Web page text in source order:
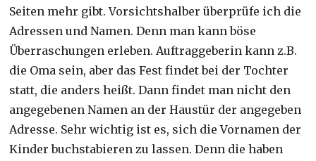
Seiten mehr gibt. Vorsichtshalber überprüfe ich die
Adressen und Namen. Denn man kann böse
Überraschungen erleben. Auftraggeberin kann z.B.
die Oma sein, aber das Fest findet bei der Tochter
statt, die anders heißt. Dann findet man nicht den
angegebenen Namen an der Haustür der angegeben
Adresse. Sehr wichtig ist es, sich die Vornamen der
Kinder buchstabieren zu lassen. Denn die haben